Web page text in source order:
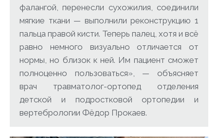
фалангой, перенесли сухожилия, соединили
мягкие ткани — выполнили реконструкцию 1
пальца правой кисти. Теперь палец, хотя и всё
равно немного визуально отличается от
нормы, но близок к ней. Им пациент сможет
полноценно пользоваться», — объясняет
врач травматолог-ортопед отделения
детской и подростковой ортопедии и
вертебрологии Фёдор Прокаев.